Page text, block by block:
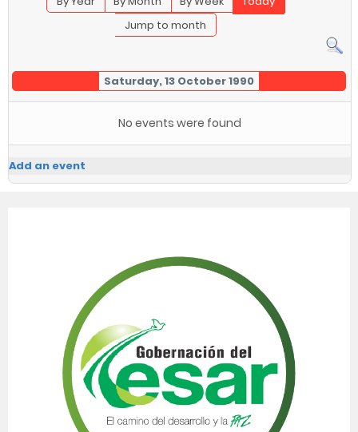
Jump to month
Saturday, 13 October 1990
No events were found
Add an event